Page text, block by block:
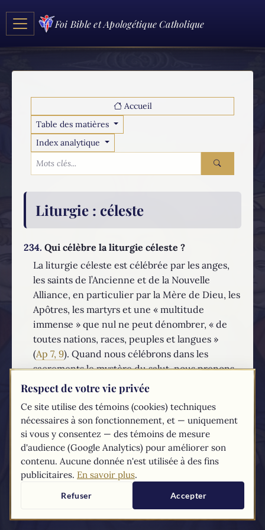
Foi Bible et Apologétique Catholique
Accueil
Table des matières
Index analytique
Liturgie : céleste
234. Qui célèbre la liturgie céleste ?
La liturgie céleste est célébrée par les anges,
les saints de l’Ancienne et de la Nouvelle
Alliance, en particulier par la Mère de Dieu, les
Apôtres, les martyrs et une « multitude
immense » que nul ne peut dénombrer, « de
toutes nations, races, peuples et langues »
(Ap 7, 9). Quand nous célébrons dans les
sacrements le mystère du salut, nous prenons
part à cette liturgie éternelle.
EN SAVOIR PLUS...
Les textes duCompendiumdu catéchisme de l'Église catholique sont
tirés dusite du Vatican
Respect de votre vie privée
Ce site utilise des témoins (cookies) techniques
nécessaires à son fonctionnement, et — uniquement
si vous y consentez — des témoins de mesure
d'audience (Google Analytics) pour améliorer son
contenu. Aucune donnée n'est utilisée à des fins
publicitaires. En savoir plus.
Refuser Accepter